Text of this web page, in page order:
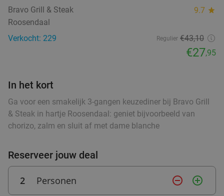
Grevelingen
Morgen Di
Restaurant Grevelingen
9.6 star
27 min.directions_car
3-gangendiner à la carte bij La Serviette
La Serviette
Brasschaat directions_car
€49
Bravo Grill & Steak 9.7 star
Roosendaal
Verkocht: 229
Regulier €43,10
€27,95
In het kort
Ga voor een smakelijk 3-gangen keuzediner bij Bravo Grill
& Steak in hartje Roosendaal: geniet bijvoorbeeld van
chorizo, zalm en sluit af met dame blanche
Reserveer jouw deal
2 Personen remove_circle_outline add_circle_outline